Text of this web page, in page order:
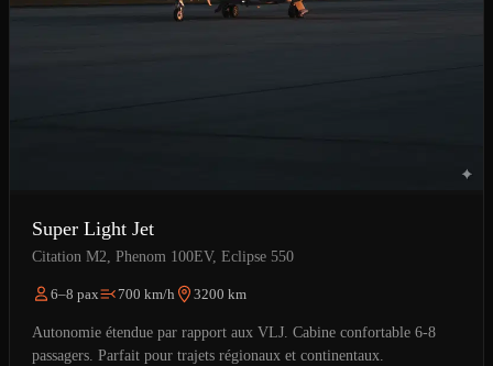
Super Light Jet
Citation M2, Phenom 100EV, Eclipse 550
6–8 pax 700 km/h 3200 km
Autonomie étendue par rapport aux VLJ. Cabine confortable 6-8
passagers. Parfait pour trajets régionaux et continentaux.